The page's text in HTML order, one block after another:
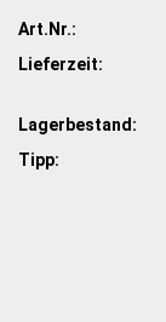
Art.Nr.:
Lieferzeit:
Lagerbestand:
Tipp: